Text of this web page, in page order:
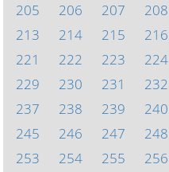
205
206 207 208
213
214 215 216
221
222 223 224
229
230 231 232
237
238 239 240
245
246 247 248
253
254 255 256